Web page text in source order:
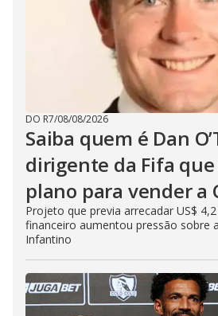
DO R7/08/08/2026
Saiba quem é Dan
dirigente da Fifa
plano para vender a
Projeto que previa arrecadar US$
financeiro aumentou pressão sobre
Infantino